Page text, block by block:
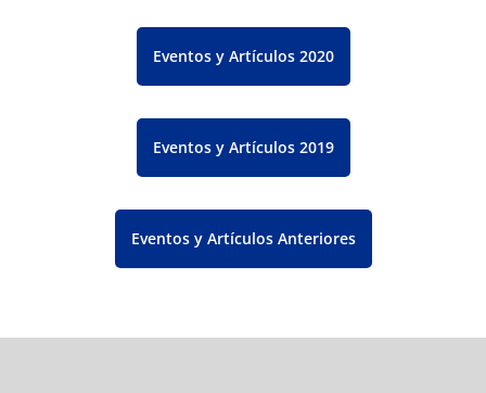
Eventos y Artículos 2020
Eventos y Artículos 2019
Eventos y Artículos Anteriores